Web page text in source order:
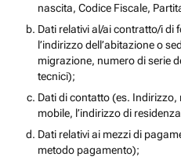
nascita, Codice Fiscale,
Dati relativi al/ai contratto/i di
l’indirizzo dell’abitazione o
migrazione, numero di serie
tecnici);
Dati di contatto (es.
mobile, l’indirizzo di
Dati relativi ai mezzi di
metodo pagamento);